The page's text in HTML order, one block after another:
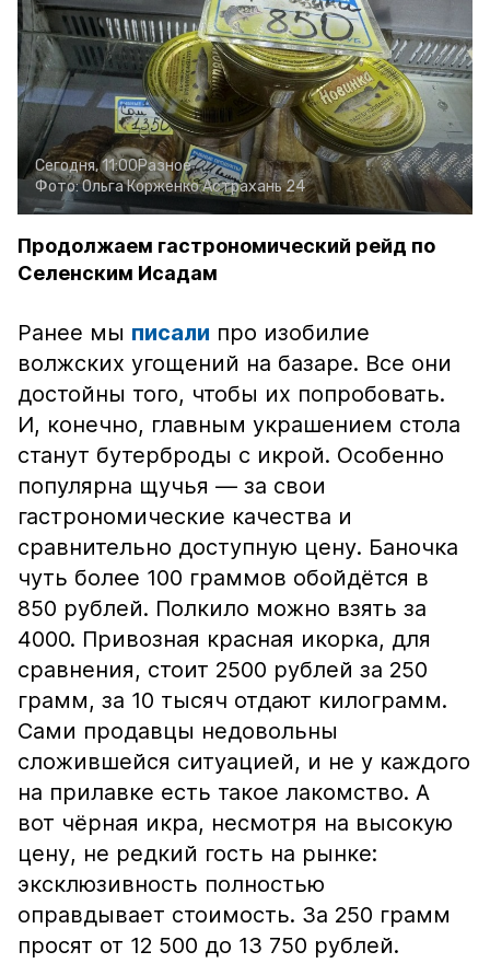
Сегодня, 11:00Разное
Фото:Ольга КорженкоАстрахань 24
Продолжаем гастрономический рейд по
Селенским Исадам
Ранее мы писали про изобилие
волжских угощений на базаре. Все они
достойны того, чтобы их попробовать.
И, конечно, главным украшением стола
станут бутерброды с икрой. Особенно
популярна щучья — за свои
гастрономические качества и
сравнительно доступную цену. Баночка
чуть более 100 граммов обойдётся в
850 рублей. Полкило можно взять за
4000. Привозная красная икорка, для
сравнения, стоит 2500 рублей за 250
грамм, за 10 тысяч отдают килограмм.
Сами продавцы недовольны
сложившейся ситуацией, и не у каждого
на прилавке есть такое лакомство. А
вот чёрная икра, несмотря на высокую
цену, не редкий гость на рынке:
эксклюзивность полностью
оправдывает стоимость. За 250 грамм
просят от 12 500 до 13 750 рублей.